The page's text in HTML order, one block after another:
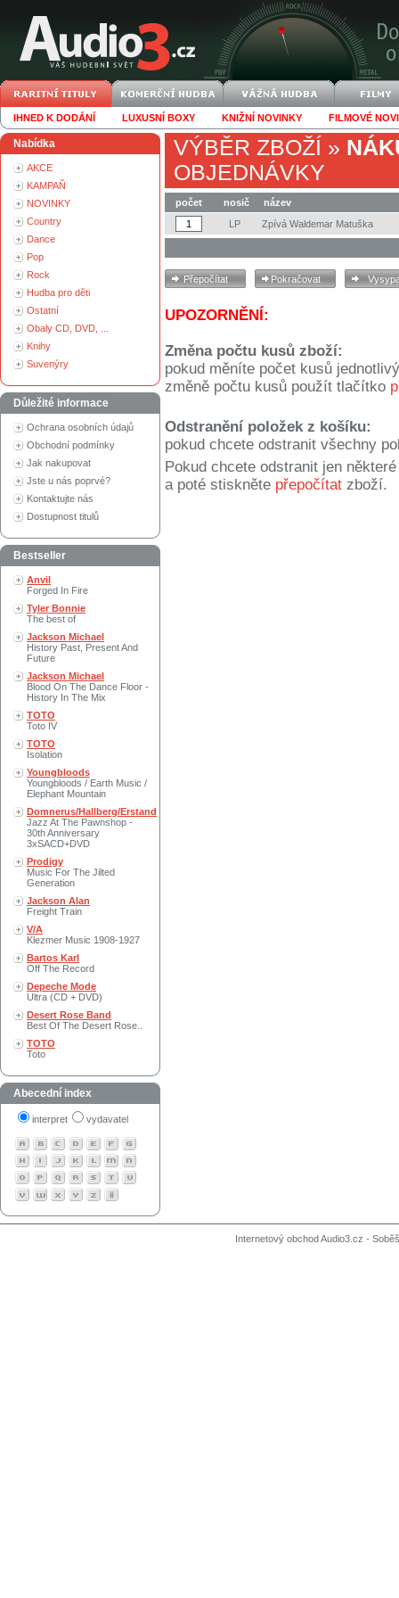
IHNED K DODÁNÍ LUXUSNÍ BOXY KNIŽNÍ NOVINKY FILMOVÉ
Nabídka
AKCE
KAMPAŇ
NOVINKY
Country
Dance
Pop
Rock
Hudba pro děti
Ostatní
Obaly CD, DVD, ...
Knihy
Suvenýry
Důležité informace
Ochrana osobních údajů
Obchodní podmínky
Jak nakupovat
Jste u nás poprvé?
Kontaktujte nás
Dostupnost titulů
Bestseller
Anvil
Forged In Fire
Tyler Bonnie
The best of
Jackson Michael
History Past, Present And
Future
Jackson Michael
Blood On The Dance Floor -
History In The Mix
TOTO
Toto IV
TOTO
Isolation
Youngbloods
Youngbloods / Earth Music /
Elephant Mountain
Domnerus/Hallberg/Erstand
Jazz At The Pawnshop -
30th Anniversary
3xSACD+DVD
Prodigy
Music For The Jilted
Generation
Jackson Alan
Freight Train
V/A
Klezmer Music 1908-1927
Bartos Karl
Off The Record
Depeche Mode
Ultra (CD + DVD)
Desert Rose Band
Best Of The Desert Rose..
TOTO
Toto
Abecední index
interpret vydavatel
VÝBĚR ZBOŽÍ »
OBJEDNÁVKY
počet nosič
název
LP
Zpívá Waldemar Matuška
UPOZORNĚNÍ:
Změna počtu kusů zboží:
pokud měníte počet kusů
změně počtu kusů použít tlačítko
Odstranění položek z košíku:
pokud chcete odstranit všechny
Pokud chcete odstranit jen
a poté stiskněte přepočítat zboží.
Internetový obchod Audio3.cz -